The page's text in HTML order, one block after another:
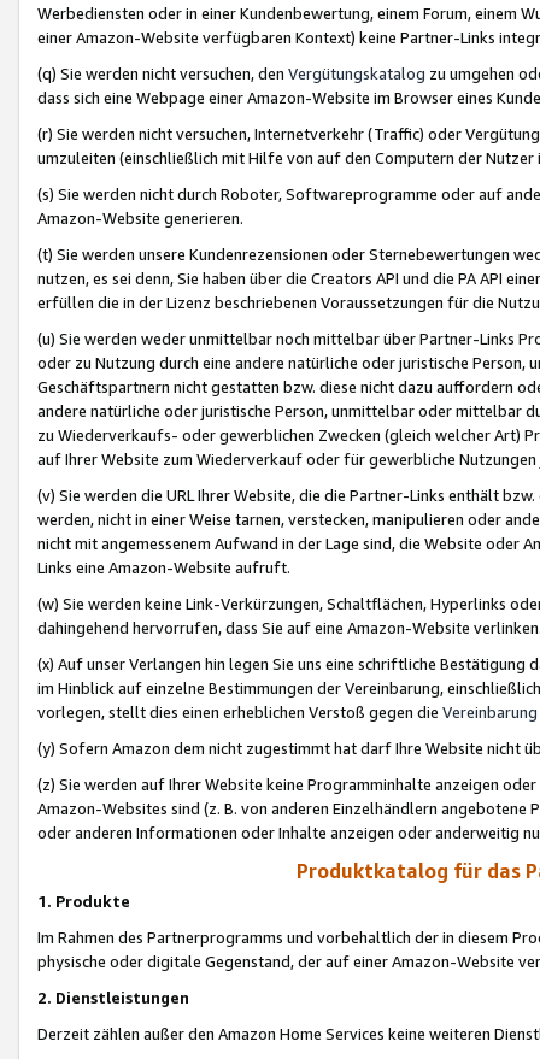
Werbediensten oder in einer Kundenbewertung, einem Forum, einem
einer Amazon-Website verfügbaren Kontext) keine Partner-Links
(q) Sie werden nicht versuchen, den Vergütungskatalog zu umgehen
dass sich eine Webpage einer Amazon-Website im Browser eines
(r) Sie werden nicht versuchen, Internetverkehr (Traffic) oder
umzuleiten (einschließlich mit Hilfe von auf den Computern der
(s) Sie werden nicht durch Roboter, Softwareprogramme oder auf
Amazon-Website generieren.
(t) Sie werden unsere Kundenrezensionen oder Sternebewertungen
nutzen, es sei denn, Sie haben über die Creators API und die PA API
erfüllen die in der Lizenz beschriebenen Voraussetzungen für die
(u) Sie werden weder unmittelbar noch mittelbar über Partner-Links
oder zu Nutzung durch eine andere natürliche oder juristische
Geschäftspartnern nicht gestatten bzw. diese nicht dazu auffordern
andere natürliche oder juristische Person, unmittelbar oder mittelbar
zu Wiederverkaufs- oder gewerblichen Zwecken (gleich welcher Art)
auf Ihrer Website zum Wiederverkauf oder für gewerbliche
(v) Sie werden die URL Ihrer Website, die die Partner-Links enthält
werden, nicht in einer Weise tarnen, verstecken, manipulieren oder
nicht mit angemessenem Aufwand in der Lage sind, die Website oder
Links eine Amazon-Website aufruft.
(w) Sie werden keine Link-Verkürzungen, Schaltflächen, Hyperlinks
dahingehend hervorrufen, dass Sie auf eine Amazon-Website
(x) Auf unser Verlangen hin legen Sie uns eine schriftliche
im Hinblick auf einzelne Bestimmungen der Vereinbarung,
vorlegen, stellt dies einen erheblichen Verstoß gegen die Vereinbarung
(y) Sofern Amazon dem nicht zugestimmt hat darf Ihre Website nicht
(z) Sie werden auf Ihrer Website keine Programminhalte anzeigen
Amazon-Websites sind (z. B. von anderen Einzelhändlern
oder anderen Informationen oder Inhalte anzeigen oder anderweitig
Produktkatalog für das
1. Produkte
Im Rahmen des Partnerprogramms und vorbehaltlich der in diesem
physische oder digitale Gegenstand, der auf einer Amazon-Website
2. Dienstleistungen
Derzeit zählen außer den Amazon Home Services keine weiteren